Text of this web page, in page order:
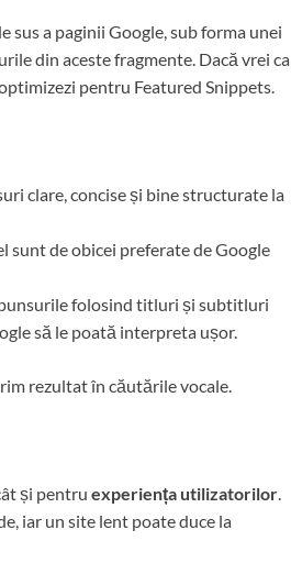
sus a paginii Google, sub forma unei
din aceste fragmente. Dacă vrei ca
pentru Featured Snippets.
clare, concise și bine structurate la
sunt de obicei preferate de Google
folosind titluri și subtitluri
să le poată interpreta ușor.
rezultat în căutările vocale.
și pentru experiența utilizatorilor.
iar un site lent poate duce la